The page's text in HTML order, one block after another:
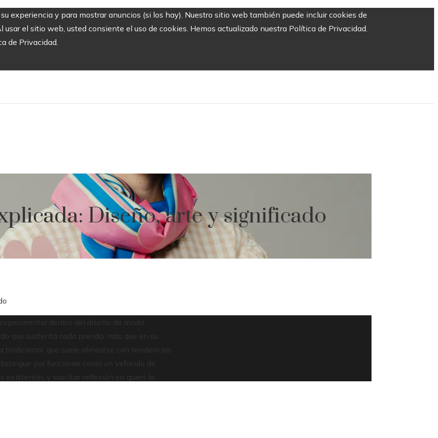
experiencia y para mostrar anuncios (si los hay). Nuestro sitio web también puede incluir cookies de
el sitio web, usted consiente el uso de cookies. Hemos actualizado nuestra Política de Privacidad.
de Privacidad.
Diseño, arte y significado
dentro del diseño de moda,
que sustenta cada prenda, más que en su
que suele alinearse con tendencias
por funcionar como un vehículo de
existentes y suscitar reflexión en quien la